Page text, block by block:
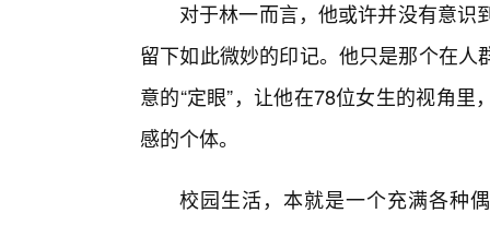
对于林一而言，他或许并没有意识
留下如此微妙的印记。他只是那个在
意的“定眼”，让他在78位女生的视角
感的个体。
校园生活，本就是一个充满各种